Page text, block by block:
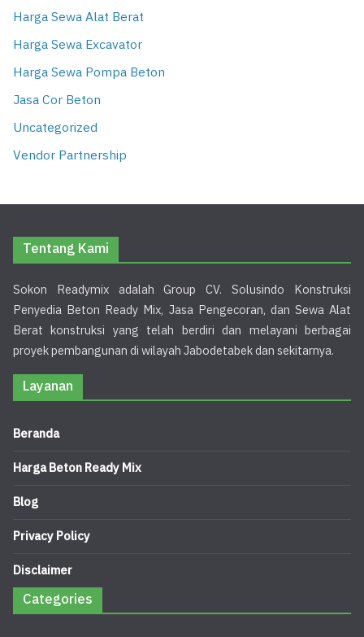
Harga Sewa Alat Berat
Harga Sewa Excavator
Harga Sewa Pompa Beton
Jasa Cor Beton
Uncategorized
Vendor Partnership
Tentang Kami
Sokon Readymix adalah Group CV. Solusindo Konstruksi
Penyedia Beton Ready Mix, Jasa Pengecoran, dan Sewa Alat
Berat konstruksi yang telah berdiri dan melayani berbagai
proyek pembangunan di wilayah Jabodetabek dan sekitarnya.
Layanan
Beranda
Harga Beton Ready Mix
Blog
Privacy Policy
Disclaimer
Categories